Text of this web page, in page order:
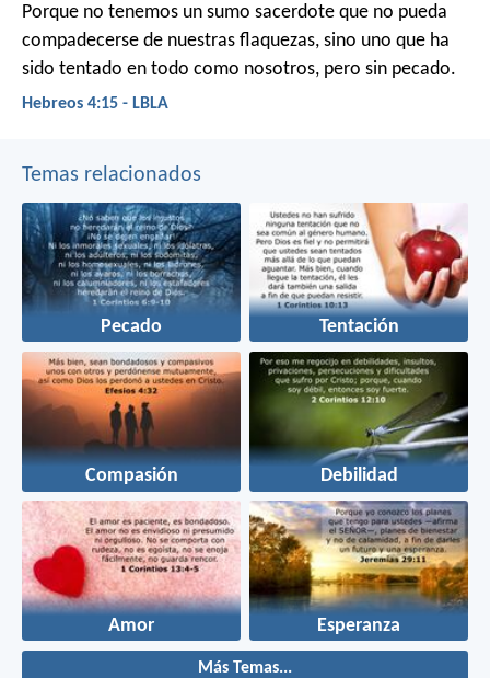
Porque no tenemos un sumo sacerdote que no pueda
compadecerse de nuestras flaquezas, sino uno que ha
sido tentado en todo como nosotros, pero sin pecado.
Hebreos 4:15 - LBLA
Temas relacionados
Pecado Tentación
Compasión Debilidad
Amor Esperanza
Más Temas...